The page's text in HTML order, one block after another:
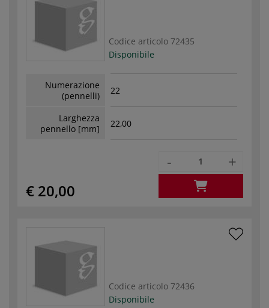
Codice articolo 72435
Disponibile
Numerazione
(pennelli)
22
Larghezza
pennello [mm]
22,00
€ 20,00
- +
Codice articolo 72436
Disponibile